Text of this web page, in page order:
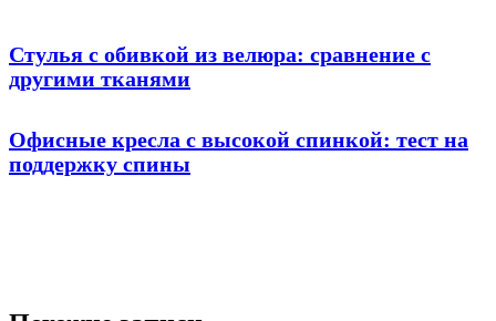
Стулья с обивкой из велюра: сравнение с
другими тканями
Офисные кресла с высокой спинкой: тест на
поддержку спины